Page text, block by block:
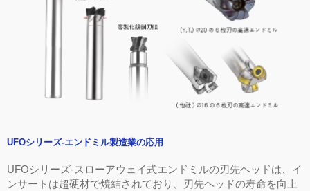
UFOシリーズ-エンドミル製造業の応用
UFOシリーズ-スローアウェイ式エンドミルの刃先ヘッドは、イ
ンサートは超硬材で焼結されており、刃先ヘッドの寿命を向上